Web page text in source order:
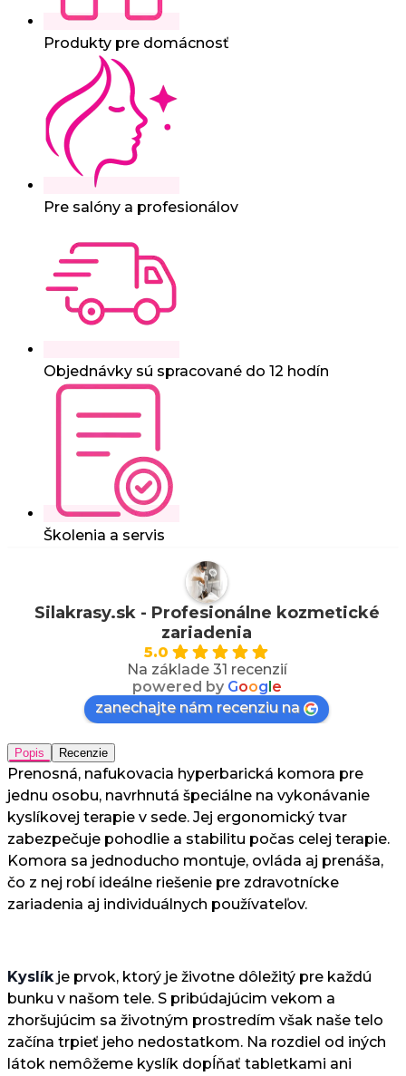
Produkty pre domácnosť
Pre salóny a profesionálov
Objednávky sú spracované do 12 hodín
Školenia a servis
Silakrasy.sk - Profesionálne kozmetické
zariadenia
5.0
Na základe 31 recenzií
powered by Goog e
zanechajte nám recenziu na
Popis Recenzie
Prenosná, nafukovacia hyperbarická komora pre
jednu osobu, navrhnutá špeciálne na vykonávanie
kyslíkovej terapie v sede. Jej ergonomický tvar
zabezpečuje pohodlie a stabilitu počas celej terapie.
Komora sa jednoducho montuje, ovláda aj prenáša,
čo z nej robí ideálne riešenie pre zdravotnícke
zariadenia aj individuálnych používateľov.
Kyslíkje prvok, ktorý je životne dôležitý pre každú
bunku v našom tele. S pribúdajúcim vekom a
zhoršujúcim sa životným prostredím však naše telo
začína trpieť jeho nedostatkom. Na rozdiel od iných
látok nemôžeme kyslík dopĺňať tabletkami ani